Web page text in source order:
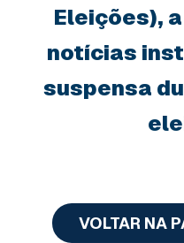
Eleições),
notícias
suspensa
VOLTAR NA